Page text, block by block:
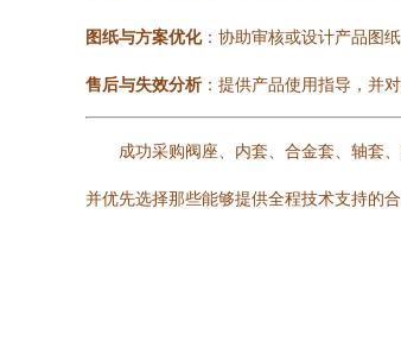
图纸与方案优化：协助审核或设计产品图
售后与失效分析：提供产品使用指导，并
成功采购阀座、内套、合金套、轴套
并优先选择那些能够提供全程技术支持的